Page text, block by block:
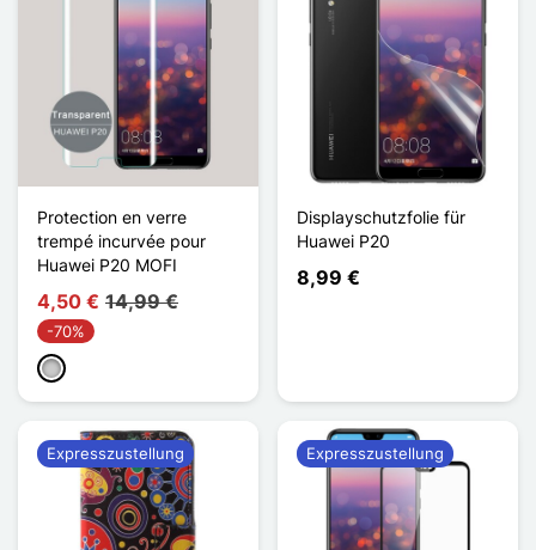
Protection en verre
trempé incurvée pour
Huawei P20 MOFI
4,50 € 14,99 €
-70%
Transparent
Displayschutzfolie für
Huawei P20
8,99 €
Expresszustellung Expresszustellung